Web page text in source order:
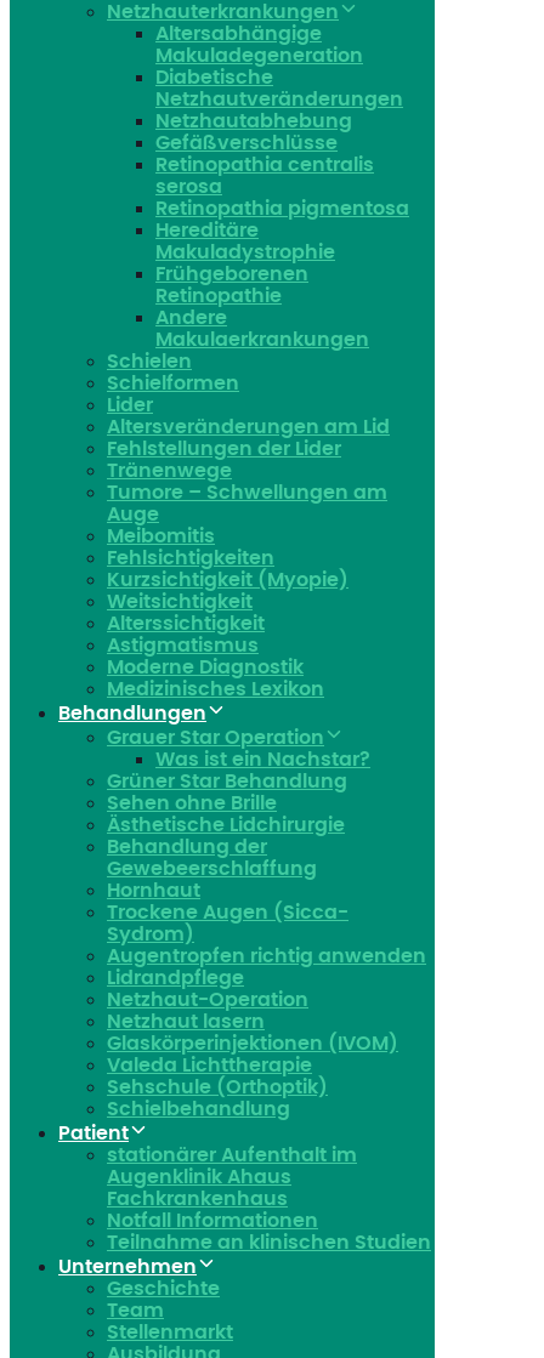
Netzhauterkrankungen
Altersabhängige
Makuladegeneration
Diabetische
Netzhautveränderungen
Netzhautabhebung
Gefäßverschlüsse
Retinopathia centralis
serosa
Retinopathia pigmentosa
Hereditäre
Makuladystrophie
Frühgeborenen
Retinopathie
Andere
Makulaerkrankungen
Schielen
Schielformen
Lider
Altersveränderungen am Lid
Fehlstellungen der Lider
Tränenwege
Tumore – Schwellungen am
Auge
Meibomitis
Fehlsichtigkeiten
Kurzsichtigkeit (Myopie)
Weitsichtigkeit
Alterssichtigkeit
Astigmatismus
Moderne Diagnostik
Medizinisches Lexikon
Behandlungen
Grauer Star Operation
Was ist ein Nachstar?
Grüner Star Behandlung
Sehen ohne Brille
Ästhetische Lidchirurgie
Behandlung der
Gewebeerschlaffung
Hornhaut
Trockene Augen (Sicca-
Sydrom)
Augentropfen richtig anwenden
Lidrandpflege
Netzhaut-Operation
Netzhaut lasern
Glaskörperinjektionen (IVOM)
Valeda Lichttherapie
Sehschule (Orthoptik)
Schielbehandlung
Patient
stationärer Aufenthalt im
Augenklinik Ahaus
Fachkrankenhaus
Notfall Informationen
Teilnahme an klinischen Studien
Unternehmen
Geschichte
Team
Stellenmarkt